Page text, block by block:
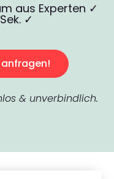
aus Experten ✓
✓
& unverbindlich.